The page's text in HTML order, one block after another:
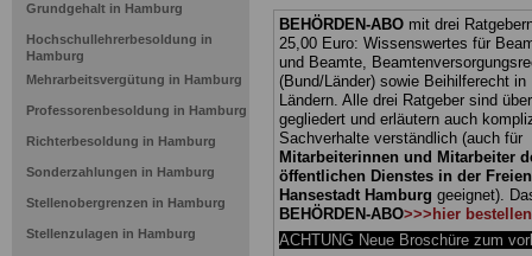
Grundgehalt in Hamburg
Hochschullehrerbesoldung in
Hamburg
Mehrarbeitsvergütung in Hamburg
Professorenbesoldung in Hamburg
Richterbesoldung in Hamburg
Sonderzahlungen in Hamburg
Stellenobergrenzen in Hamburg
Stellenzulagen in Hamburg
BEHÖRDEN-ABO mit drei
25,00 Euro: Wissenswertes für
und Beamte,
(Bund/Länder) sowie Beihilferecht in
Ländern. Alle drei Ratgeber sind
gegliedert und erläutern auch
Sachverhalte verständlich (auch für
Mitarbeiterinnen und Mitarbeiter
öffentlichen Dienstes in der
Hansestadt Hamburg geeignet).
BEHÖRDEN-ABO>>>hier bestellen
ACHTUNG Neue Broschüre zum